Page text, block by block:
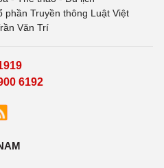
phần Truyền thông Luật Việt
Văn Trí
6192